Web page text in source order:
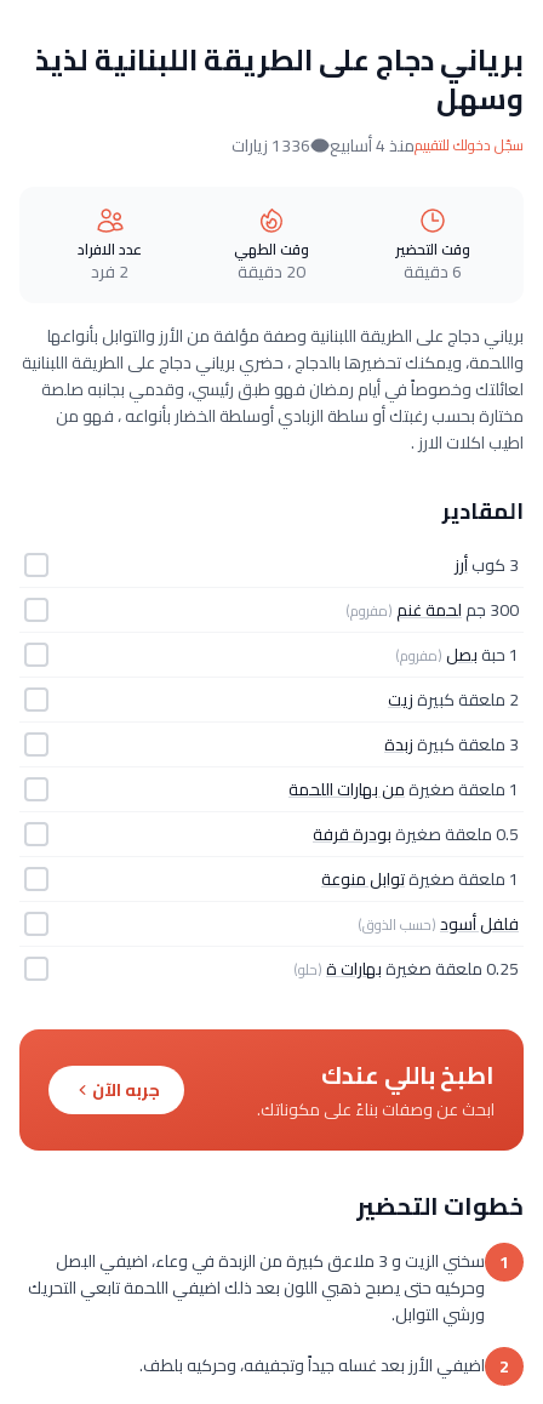
برياني دجاج على الطريقة اللبنانية لذيذ
وسهل
سجّل دخولك للتقييممنذ 4 أسابيع 1336 زيارات
وقت التحضير
6 دقيقة
وقت الطهي
20 دقيقة
عدد الافراد
2 فرد
برياني دجاج على الطريقة اللبنانية وصفة مؤلفة من الأرز والتوابل بأنواعها
واللحمة، ويمكنك تحضيرها بالدجاج ، حضري برياني دجاج على الطريقة اللبنانية
لعائلتك وخصوصاً في أيام رمضان فهو طبق رئيسي، وقدمي بجانبه صلصة
مختارة بحسب رغبتك أو سلطة الزبادي أوسلطة الخضار بأنواعه ، فهو من
اطيب اكلات الارز .
المقادير
3 كوب
أرز
300 جم
لحمة غنم(مفروم)
1 حبة بصل(مفروم)
2 ملعقة كبيرة
زيت
3 ملعقة كبيرة
زبدة
1 ملعقة صغيرة
من بهارات اللحمة
0.5 ملعقة صغيرة
بودرة قرفة
1 ملعقة صغيرة
توابل منوعة
فلفل أسود(حسب الذوق)
0.25 ملعقة صغيرة بهارات ة(حلو)
اطبخ باللي عندك
ابحث عن وصفات بناءً على مكوناتك.
جربه الآن
خطوات التحضير
1
سخني الزيت و 3 ملاعق كبيرة من الزبدة في وعاء، اضيفي البصل
وحركيه حتى يصبح ذهبي اللون بعد ذلك اضيفي اللحمة تابعي التحريك
ورشي التوابل.
2 اضيفي الأرز بعد غسله جيداً وتجفيفه، وحركيه بلطف.